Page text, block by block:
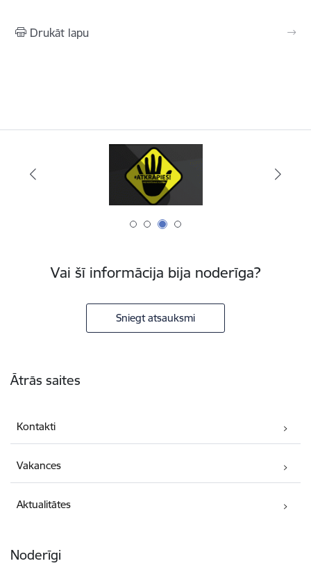
Drukāt lapu
Vai šī informācija bija noderīga?
Sniegt atsauksmi
Ātrās saites
Kontakti
Vakances
Aktualitātes
Noderīgi